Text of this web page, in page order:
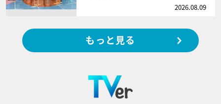
2026.08.09
もっと見る